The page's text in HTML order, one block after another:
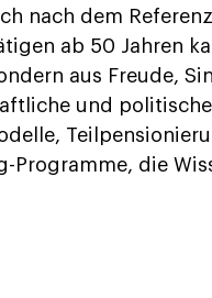
nach dem
ab 50 Jahren
aus Freude,
und
Programme, die